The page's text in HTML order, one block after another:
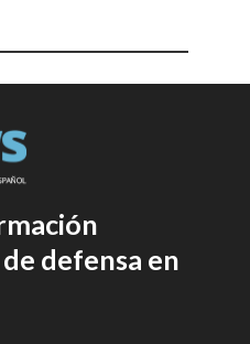
defensa en